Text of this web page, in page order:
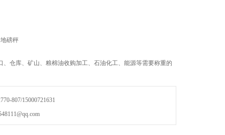
磅秤
、仓库、矿山、粮棉油收购加工、石油化工、能源等需要称重的
807/15000721631